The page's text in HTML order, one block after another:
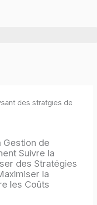
Gestion de
Suivre la
des Stratégies
la
les Coûts